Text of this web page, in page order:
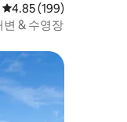
평점 4.85점(5점 만점),
4.85 (199)
& 수영장